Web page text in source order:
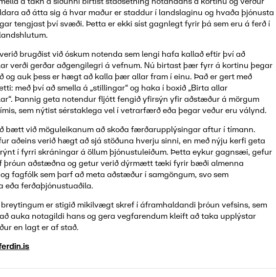
að átta sig á hvar maður er staddur í landslaginu og hvaða þjónusta
tengjast því svæði. Þetta er ekki síst gagnlegt fyrir þá sem eru á ferð í
brugðist við óskum notenda sem lengi hafa kallað eftir því að
verði gerðar aðgengilegri á vefnum. Nú birtast þær fyrr á kortinu þegar
og auk þess er hægt að kalla þær allar fram í einu. Það er gert með
með því að smella á „stillingar“ og haka í boxið „Birta allar
Þannig geta notendur fljótt fengið yfirsýn yfir aðstæður á mörgum
sem nýtist sérstaklega vel í vetrarfærð eða þegar veður eru válynd.
bætt við möguleikanum að skoða færðarupplýsingar aftur í tímann.
aðeins verið hægt að sjá stöðuna hverju sinni, en með nýju kerfi geta
í fyrri skráningar á öllum þjónustuleiðum. Þetta eykur gagnsæi, gefur
þróun aðstæðna og getur verið dýrmætt tæki fyrir bæði almenna
fagfólk sem þarf að meta aðstæður í samgöngum, svo sem
eða ferðaþjónustuaðila.
breytingum er stigið mikilvægt skref í áframhaldandi þróun vefsins, sem
auka notagildi hans og gera vegfarendum kleift að taka upplýstar
en lagt er af stað.